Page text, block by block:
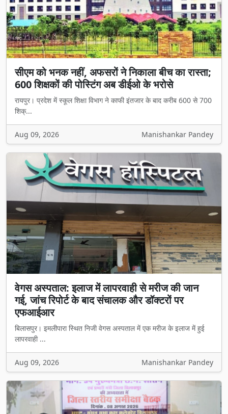
सीएम को भनक नहीं, अफसरों ने निकाला बीच का रास्ता;
600 शिक्षकों की पोस्टिंग अब डीईओ के भरोसे
रायपुर। प्रदेश में स्कूल शिक्षा विभाग ने काफी इंतजार के बाद करीब 600 से 700
शिक्...
Aug 09, 2026 Manishankar Pandey
वेगस अस्पताल: इलाज में लापरवाही से मरीज की जान
गई, जांच रिपोर्ट के बाद संचालक और डॉक्टरों पर
एफआईआर
बिलासपुर। इमलीपारा स्थित निजी वेगस अस्पताल में एक मरीज के इलाज में हुई
लापरवाही ...
Aug 09, 2026 Manishankar Pandey